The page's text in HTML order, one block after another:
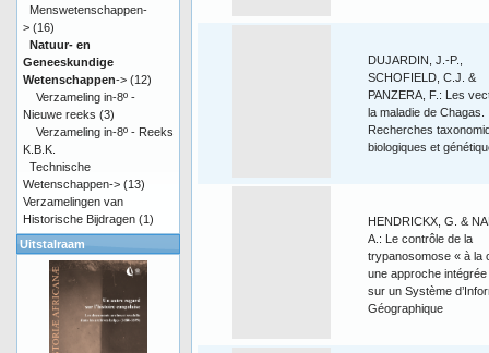
DUJARDIN, J.-P.,
SCHOFIELD, C.J. &
PANZERA, F.: Les
la maladie de Chagas.
Recherches
biologiques et
HENDRICKX, G. &
A.: Le contrôle de la
trypanosomose « à la
une approche
sur un Système
Géographique
Menswetenschappen-
> (16)
Natuur- en
Geneeskundige
Wetenschappen-> (12)
Verzameling in-8º -
Nieuwe reeks (3)
Verzameling in-8º - Reeks
K.B.K.
Technische
Wetenschappen-> (13)
Verzamelingen van
Historische Bijdragen (1)
Uitstalraam